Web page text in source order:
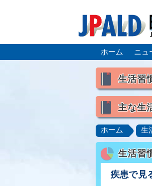
ホーム ニュ
生活習
喫煙
主な生
高血圧
肥満症／
脂肪肝／
ロコモテ
ホーム 生
生活習
疾患で見